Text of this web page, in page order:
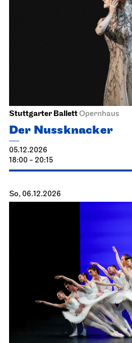
Stuttgarter BallettOpernhaus
Der Nussknacker
05.12.2026
18:00 - 20:15
So, 06.12.2026